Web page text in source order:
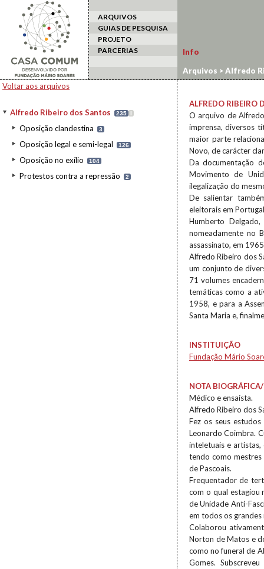
ARQUIVOS
GUIAS DE PESQUISA
PROJETO
PARCERIAS
Voltar aos arquivos
Alfredo Ribeiro dos Santos 235 I
Oposição clandestina 3
Oposição legal e semi-legal 126
Oposição no exílio 104
Protestos contra a repressão 2
Info
Arquivos >Alfredo
ALFREDO RIBEIRO
O arquivo de
imprensa, diversos
maior parte
Novo, de carácter
Da documentação
Movimento de
ilegalização do
De salientar
eleitorais em
Humberto
nomeadamente no
assassinato, em
Alfredo Ribeiro dos
um conjunto de
71 volumes
temáticas como a
1958, e para a
Santa Maria e,
INSTITUIÇÃO
Fundação Mário
NOTA
Médico e ensaísta.
Alfredo Ribeiro dos
Fez os seus
Leonardo Coimbra.
inteletuais e artistas,
tendo como mestres
de Pascoais.
Frequentador de
com o qual estagiou
de Unidade Anti-
em todos os
Colaborou
Norton de Matos e
como no funeral de
Gomes.